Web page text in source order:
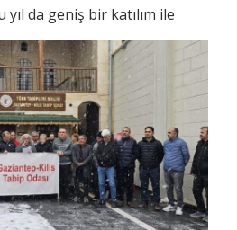
da geniş bir katılım ile